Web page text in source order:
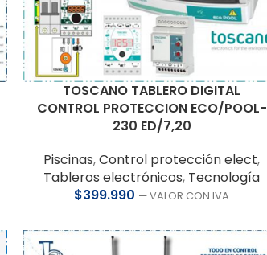
TOSCANO TABLERO DIGITAL
CONTROL PROTECCION ECO/POOL-
230 ED/7,20
Piscinas,Control protección elect,
Tableros electrónicos, Tecnología
$399.990 — VALOR CON IVA